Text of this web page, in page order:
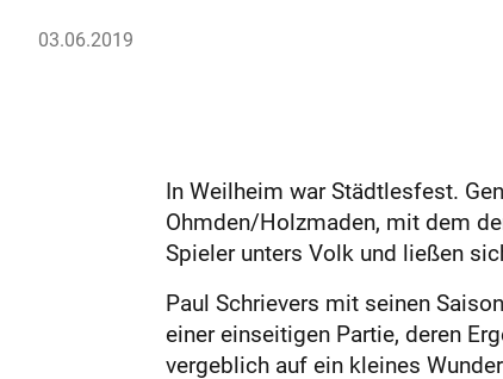
03.06.2019
In Weilheim war Städtlesfest.
Ohmden/Holzmaden, mit dem
Spieler unters Volk und ließen
Paul Schrievers mit seinen
einer einseitigen Partie, deren
vergeblich auf ein kleines